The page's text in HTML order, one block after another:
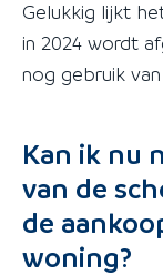
Gelukkig lijkt
in 2024 wordt
nog gebruik
Kan ik nu
van de
de
woning?